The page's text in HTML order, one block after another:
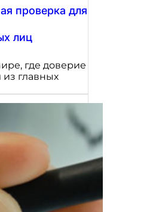
проверка для
лиц
где доверие
из главных